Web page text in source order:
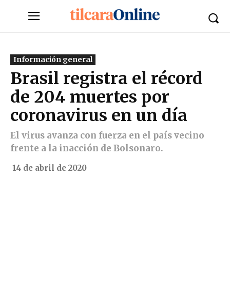
Información general
Brasil registra el récord
de 204 muertes por
coronavirus en un día
El virus avanza con fuerza en el país vecino
frente a la inacción de Bolsonaro.
14 de abril de 2020